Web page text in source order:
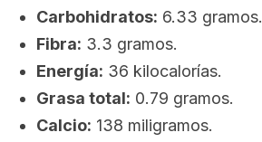
Carbohidratos: 6.33 gramos.
Fibra: 3.3 gramos.
Energía: 36 kilocalorías.
Grasa total: 0.79 gramos.
Calcio: 138 miligramos.